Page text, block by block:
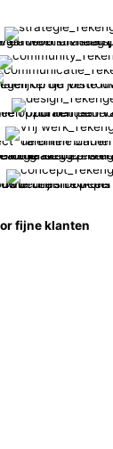
fijne klanten